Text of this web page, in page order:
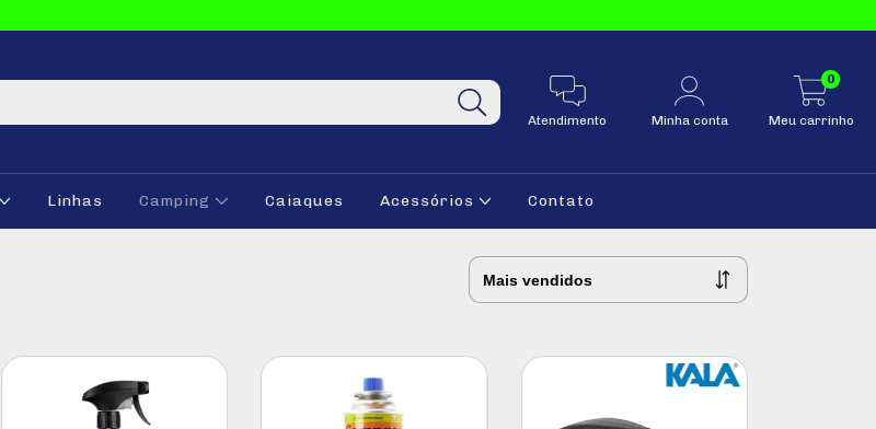
Atendimento Minha conta Meu carrinho
0
Linhas Camping Caiaques Acessórios Contato